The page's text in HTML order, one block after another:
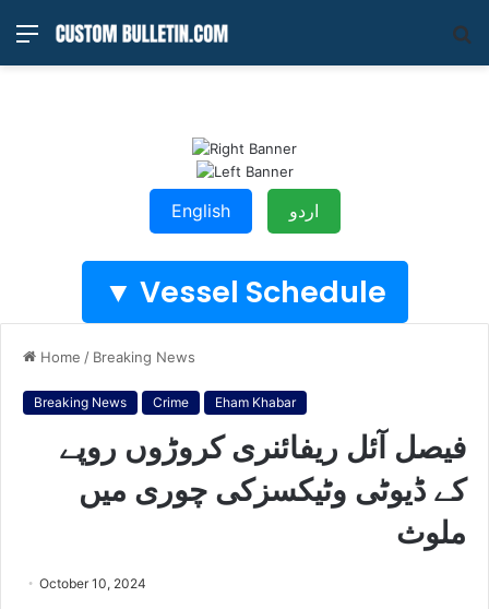
Menu
English اردو
Vessel Schedule ▼
Home / Breaking News
Breaking News Crime Eham Khabar
فیصل آئل ریفائنری کروڑوں روپے
کے ڈیوٹی وٹیکسزکی چوری میں
ملوث
October 10, 2024